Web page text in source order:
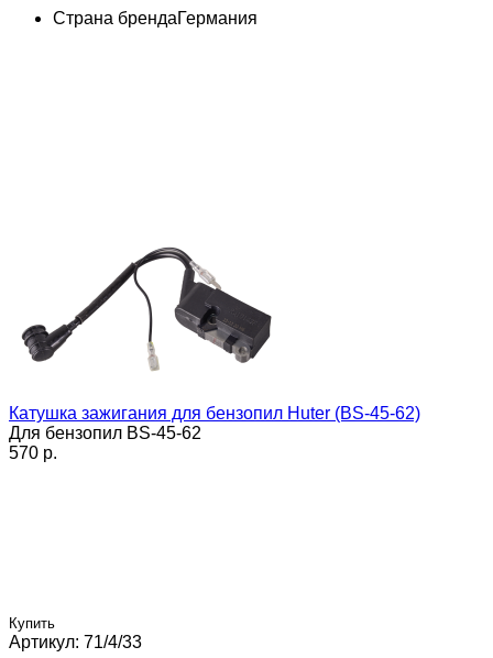
Страна брендаГермания
Катушка зажигания для бензопил Huter (BS-45-62)
Для бензопил BS-45-62
570 p.
Купить
Артикул: 71/4/33